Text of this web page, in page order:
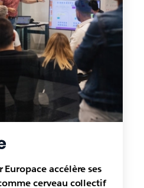
accélère ses
cerveau collectif